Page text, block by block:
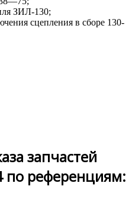
ЗИЛ-130;
сцепления в сборе 130-
запчастей
по референциям: